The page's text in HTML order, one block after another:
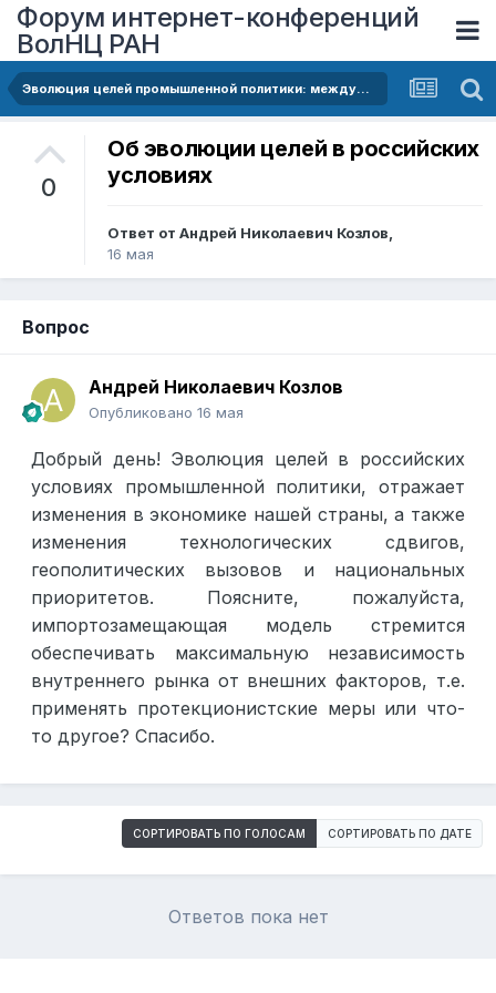
Форум интернет-конференций
ВолНЦ РАН
Эволюция целей промышленной политики: международный опыт и реализация в российских условиях
0
Об эволюции целей в российских
условиях
Ответ от Андрей Николаевич Козлов,
16 мая
Вопрос
Андрей Николаевич Козлов
Опубликовано 16 мая
Добрый день! Эволюция целей в российских
условиях промышленной политики, отражает
изменения в экономике нашей страны, а также
изменения технологических сдвигов,
геополитических вызовов и национальных
приоритетов. Поясните, пожалуйста,
импортозамещающая модель стремится
обеспечивать максимальную независимость
внутреннего рынка от внешних факторов, т.е.
применять протекционистские меры или что-
то другое? Спасибо.
СОРТИРОВАТЬ ПО ГОЛОСАМ СОРТИРОВАТЬ ПО ДАТЕ
Ответов пока нет